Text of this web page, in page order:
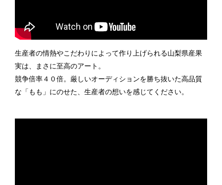
生産者の情熱やこだわりによって作り上げられる山梨県産果
実は、まさに至高のアート。
競争倍率４０倍。厳しいオーディションを勝ち抜いた高品質
な「もも」にのせた、生産者の想いを感じてください。